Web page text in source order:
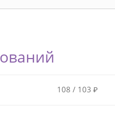
108 / 103 ₽